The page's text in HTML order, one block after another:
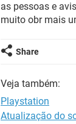
as pessoas e
muito obr mais
Share
Veja também:
Playstation
Atualização do